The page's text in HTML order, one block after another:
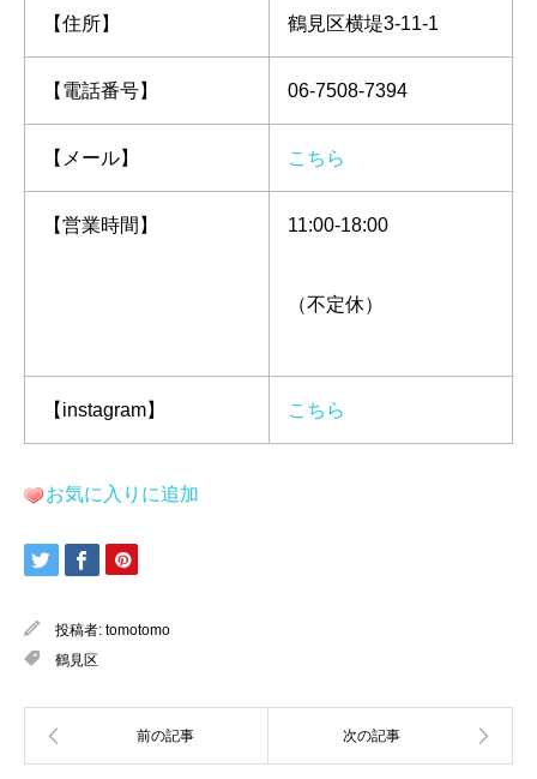
【住所】 鶴見区横堤3-11-1
【電話番号】 06-7508-7394
【メール】 こちら
【営業時間】 11:00-18:00
（不定休）
【instagram】 こちら
お気に入りに追加
投稿者: tomotomo
鶴見区